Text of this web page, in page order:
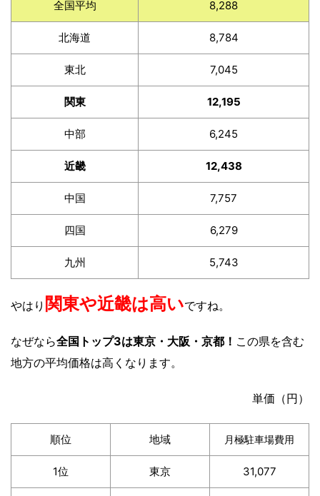
全国平均 8,288
北海道 8,784
東北 7,045
関東 12,195
中部 6,245
近畿 12,438
中国 7,757
四国 6,279
九州 5,743
やはり 関東や近畿は高いですね。
なぜなら全国トップ3は東京・大阪・京都！ この県を含む
地方の平均価格は高くなります。
単価（円）
順位 地域 月極駐車場費用
1位 東京 31,077